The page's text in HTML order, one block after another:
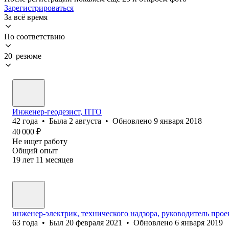
Зарегистрироваться
За всё время
По соответствию
20 резюме
Инженер-геодезист, ПТО
42 года • Была 2 августа • Обновлено 9 января 2018
40 000 ₽
Не ищет работу
Общий опыт
19 лет 11 месяцев
инженер-электрик, технического надзора, руководитель
63 года • Был 20 февраля 2021 • Обновлено 6 января 2019